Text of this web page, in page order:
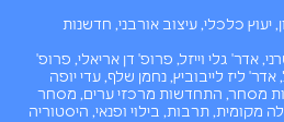
יעוץ כלכלי, עיצוב אורבני, חדשנות
אדר' גלי וייזל, פרופ' דן אריאלי, פרופ'
ליז לייבוביץ, נחמן שלף, עדי יופה
מסחר, התחדשות מרכזי ערים, מסחר
מקומית, תרבות, בילוי ופנאי, היסטוריה